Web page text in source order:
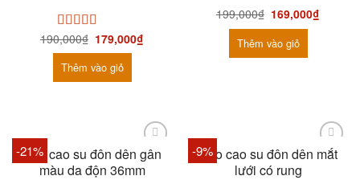
Được xếp
hạng5.005
sao
190,000₫ 179,000₫
Thêm vào giỏ
199,000₫ 169,000₫
Thêm vào giỏ
-21%
Bao cao su đôn dên gân
màu da độn 36mm
-9%
Bao cao su đôn dên mắt
lưới có rung